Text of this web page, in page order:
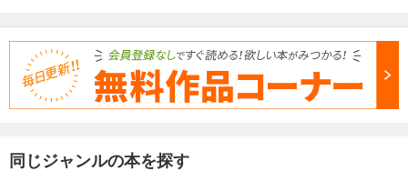
同じジャンルの本を探す